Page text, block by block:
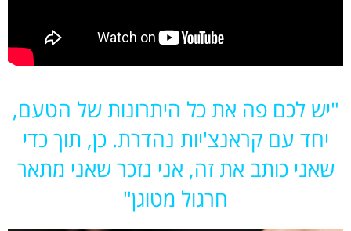
"יש לכם פה את כל היתרונות של הטעם,
יחד עם קראנצ'יות נהדרת. כן, תוך כדי
שאני כותב את זה, אני נזכר שאני מתאר
חרגול מטוגן"